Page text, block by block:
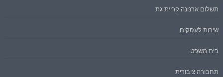
תשלום ארנונה קריית גת
שירות לעסקים
בית משפט
תחבורה ציבורית